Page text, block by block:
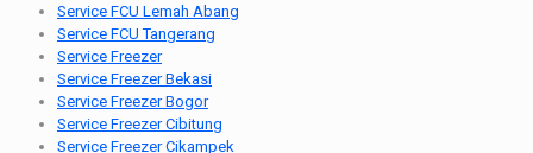
Service FCU Lemah Abang
Service FCU Tangerang
Service Freezer
Service Freezer Bekasi
Service Freezer Bogor
Service Freezer Cibitung
Service Freezer Cikampek